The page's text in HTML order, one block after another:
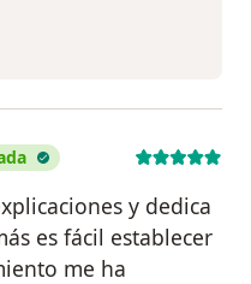
y dedica
es fácil establecer
me ha